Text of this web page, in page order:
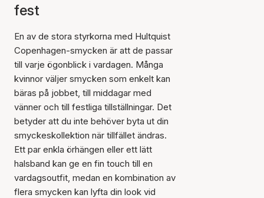
fest
En av de stora styrkorna med Hultquist
Copenhagen-smycken är att de passar
till varje ögonblick i vardagen. Många
kvinnor väljer smycken som enkelt kan
bäras på jobbet, till middagar med
vänner och till festliga tillställningar. Det
betyder att du inte behöver byta ut din
smyckeskollektion när tillfället ändras.
Ett par enkla örhängen eller ett lätt
halsband kan ge en fin touch till en
vardagsoutfit, medan en kombination av
flera smycken kan lyfta din look vid